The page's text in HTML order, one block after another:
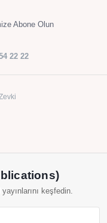
Abone Olun
22 22
keşfedin.